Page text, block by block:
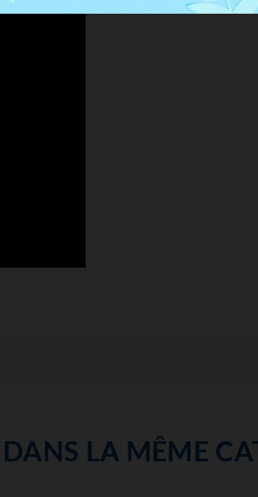
LA MÊME